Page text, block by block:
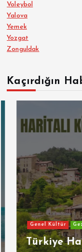
Voleybol
Yalova
Yemek
Yozgat
Zonguldak
Kaçırdığın
Genel Kültür
Türkiye